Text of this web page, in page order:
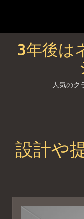
3年後は
人気のク
Skip
設計や